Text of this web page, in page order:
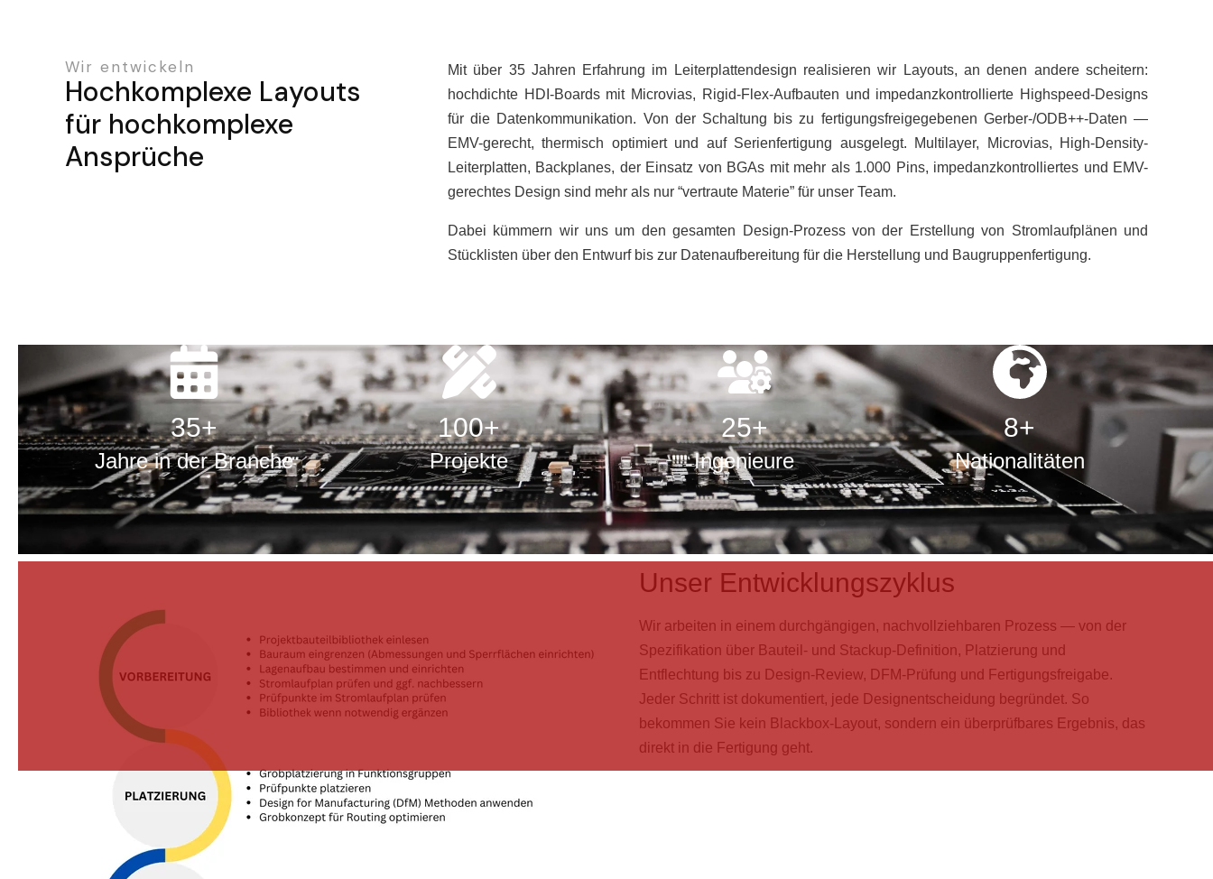
Wir entwickeln
Hochkomplexe Layouts
für hochkomplexe
Ansprüche
Mit über 35 Jahren Erfahrung im Leiterplattendesign realisieren wir Layouts, an denen andere scheitern:
hochdichte HDI-Boards mit Microvias, Rigid-Flex-Aufbauten und impedanzkontrollierte Highspeed-Designs
für die Datenkommunikation. Von der Schaltung bis zu fertigungsfreigegebenen Gerber-/ODB++-Daten —
EMV-gerecht, thermisch optimiert und auf Serienfertigung ausgelegt. Multilayer, Microvias, High-Density-
Leiterplatten, Backplanes, der Einsatz von BGAs mit mehr als 1.000 Pins, impedanzkontrolliertes und EMV-
gerechtes Design sind mehr als nur “vertraute Materie” für unser Team.
Dabei kümmern wir uns um den gesamten Design-Prozess von der Erstellung von Stromlaufplänen und
Stücklisten über den Entwurf bis zur Datenaufbereitung für die Herstellung und Baugruppenfertigung.
35+
Jahre in der Branche
100+
Projekte
25+
Ingenieure
8+
Nationalitäten
Unser Entwicklungszyklus
Wir arbeiten in einem durchgängigen, nachvollziehbaren Prozess — von der
Spezifikation über Bauteil- und Stackup-Definition, Platzierung und
Entflechtung bis zu Design-Review, DFM-Prüfung und Fertigungsfreigabe.
Jeder Schritt ist dokumentiert, jede Designentscheidung begründet. So
bekommen Sie kein Blackbox-Layout, sondern ein überprüfbares Ergebnis, das
direkt in die Fertigung geht.